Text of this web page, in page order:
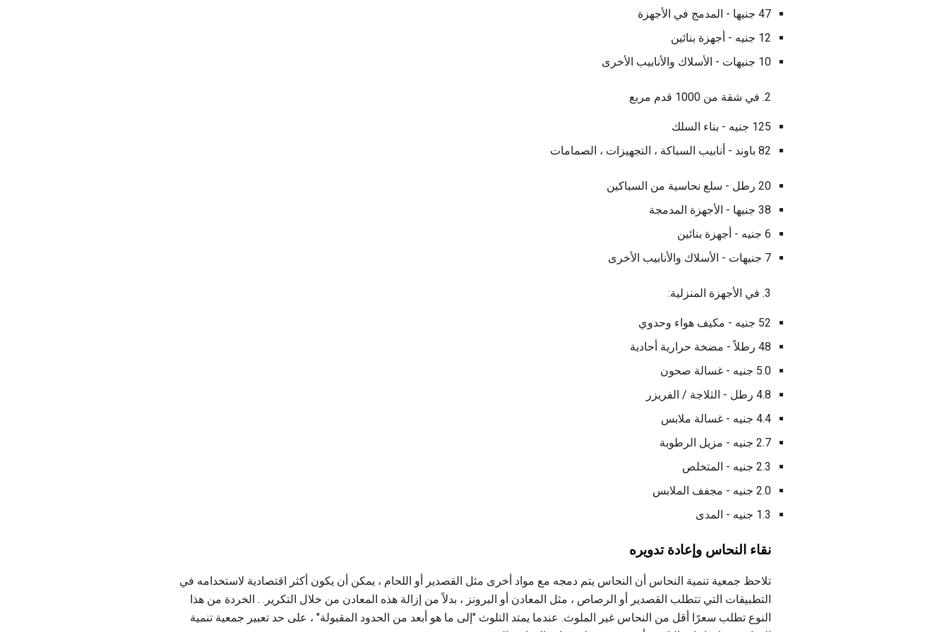
47 جنيها - المدمج في الأجهزة
12 جنيه - أجهزة بنائين
10 جنيهات - الأسلاك والأنابيب الأخرى
2. في شقة من 1000 قدم مربع
125 جنيه - بناء السلك
82 باوند - أنابيب السباكة ، التجهيزات ، الصمامات
20 رطل - سلع نحاسية من السباكين
38 جنيها - الأجهزة المدمجة
6 جنيه - أجهزة بنائين
7 جنيهات - الأسلاك والأنابيب الأخرى
3. في الأجهزة المنزلية:
52 جنيه - مكيف هواء وحدوي
48 رطلاً - مضخة حرارية أحادية
5.0 جنيه - غسالة صحون
4.8 رطل - الثلاجة / الفريزر
4.4 جنيه - غسالة ملابس
2.7 جنيه - مزيل الرطوبة
2.3 جنيه - المتخلص
2.0 جنيه - مجفف الملابس
1.3 جنيه - المدى
نقاء النحاس وإعادة تدويره
تلاحظ جمعية تنمية النحاس أن النحاس يتم دمجه مع مواد أخرى مثل القصدير أو اللحام ، يمكن أن يكون أكثر اقتصادية لاستخدامه في
التطبيقات التي تتطلب القصدير أو الرصاص ، مثل المعادن أو البرونز ، بدلاً من إزالة هذه المعادن من خلال التكرير. . الخردة من هذا
النوع تطلب سعرًا أقل من النحاس غير الملوث. عندما يمتد التلوث "إلى ما هو أبعد من الحدود المقبولة" ، على حد تعبير جمعية تنمية